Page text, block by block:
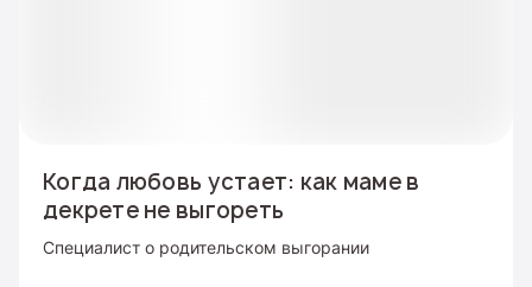
Когда любовь устает: как маме в
декрете не выгореть
Специалист о родительском выгорании